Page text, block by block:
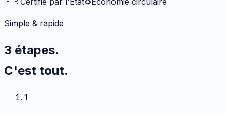
Simple & rapide
3 étapes.
C'est tout.
1